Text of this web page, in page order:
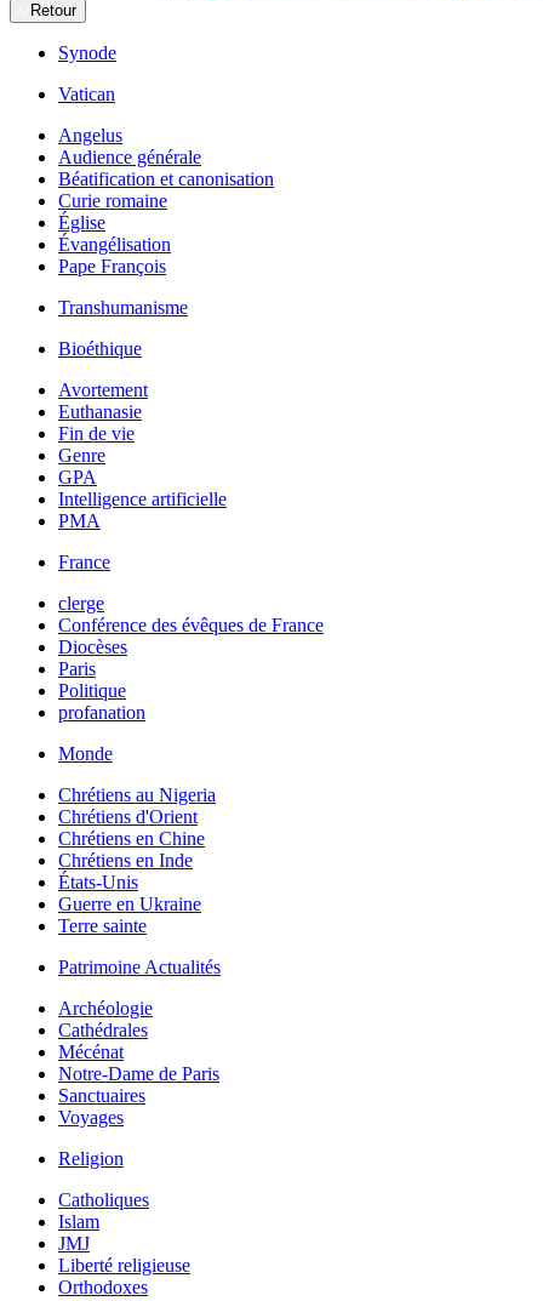
Retour
Synode
Vatican
Angelus
Audience générale
Béatification et canonisation
Curie romaine
Église
Évangélisation
Pape François
Transhumanisme
Bioéthique
Avortement
Euthanasie
Fin de vie
Genre
GPA
Intelligence artificielle
PMA
France
clerge
Conférence des évêques de France
Diocèses
Paris
Politique
profanation
Monde
Chrétiens au Nigeria
Chrétiens d'Orient
Chrétiens en Chine
Chrétiens en Inde
États-Unis
Guerre en Ukraine
Terre sainte
Patrimoine Actualités
Archéologie
Cathédrales
Mécénat
Notre-Dame de Paris
Sanctuaires
Voyages
Religion
Catholiques
Islam
JMJ
Liberté religieuse
Orthodoxes